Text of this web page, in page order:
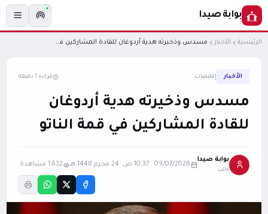
بوابة صيدا
الرئيسية الأخبار مسدس وذخيرته هدية أردوغان للقادة المشاركين في قمة الناتو
الأخبار إقليميات قراءة 1 دقيقة
مسدس وذخيرته هدية أردوغان
للقادة المشاركين في قمة الناتو
بوابة صيدا
كاتب
09/07/2026 10:37 ص 24 محرم 1448 هـ 1,632 مشاهدة